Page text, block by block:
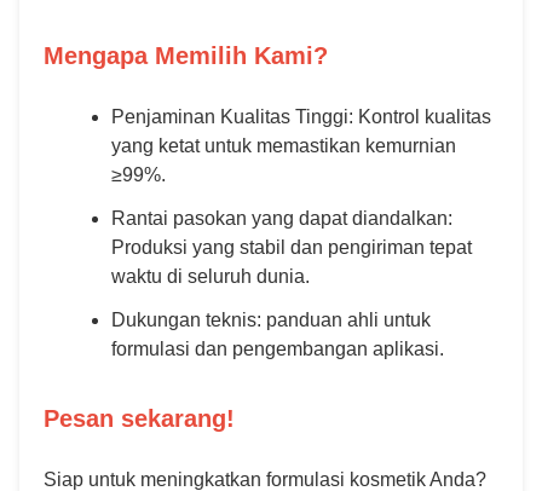
Mengapa Memilih Kami?
Penjaminan Kualitas Tinggi: Kontrol kualitas
yang ketat untuk memastikan kemurnian
≥99%.
Rantai pasokan yang dapat diandalkan:
Produksi yang stabil dan pengiriman tepat
waktu di seluruh dunia.
Dukungan teknis: panduan ahli untuk
formulasi dan pengembangan aplikasi.
Pesan sekarang!
Siap untuk meningkatkan formulasi kosmetik Anda?